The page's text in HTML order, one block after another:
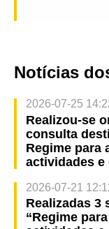
Notícias
2026-07-25
Realizou-se
consulta
Regime para
actividades e
2026-07-21
Realizadas 3
“Regime